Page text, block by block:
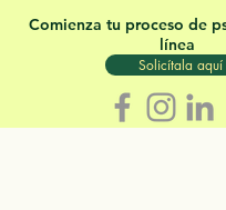
Comienza tu proceso de
línea
Solicítala aquí